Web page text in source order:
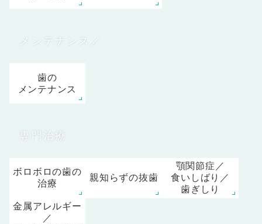
メンテナンス／
予防
歯の
メンテナンス
専門治療
ボロボロの歯の
治療
親知らずの抜歯
顎関節症／
食いしばり／
歯ぎしり
金属アレルギー
／